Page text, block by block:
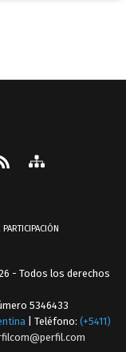
- Todos los derechos
5346433
| Teléfono: (+5411)